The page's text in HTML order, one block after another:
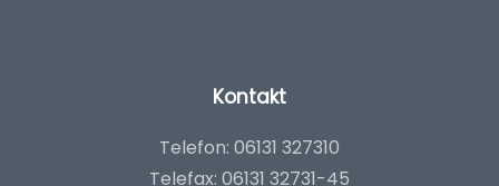
Kontakt
Telefon: 06131 327310
Telefax: 06131 32731-45